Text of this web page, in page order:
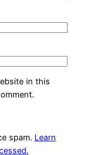
in this
spam. Learn